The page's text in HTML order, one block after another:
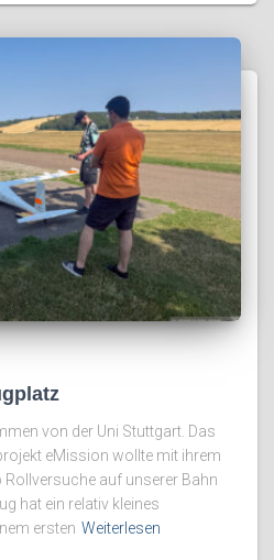
von der Uni Stuttgart. Das
eMission wollte mit ihrem
auf unserer Bahn
hat ein relativ kleines
ersten Weiterlesen